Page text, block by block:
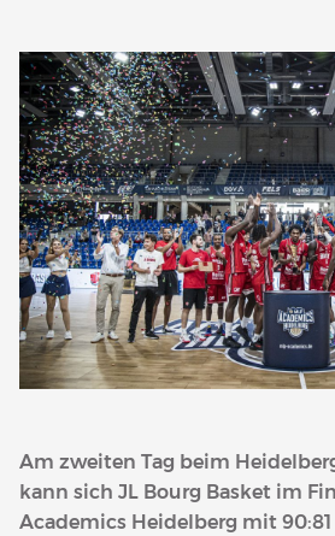
Am zweiten Tag beim
kann sich JL Bourg Basket im
Academics Heidelberg mit